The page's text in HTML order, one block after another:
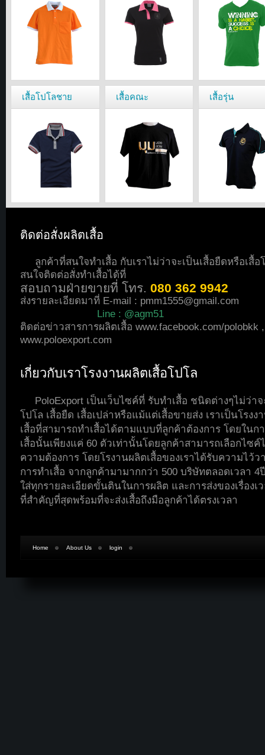
เสื้อโปโลชาย เสื้อคณะ เสื้อรุ่น
ติดต่อสั่งผลิตเสื้อ
ลูกค้าที่สนใจทำเสื้อ กับเราไม่ว่าจะเป็นเสื้อยืดหรือเสื้อ
สนใจติดต่อสั่งทำเสื้อได้ที่
สอบถามฝ่ายขายที่ โทร. 080 362 9942
ส่งรายละเอียดมาที่ E-mail : pmm1555@gmail.com
Line : @agm51
ติดต่อข่าวสารการผลิตเสื้อ www.facebook.com/polobkk ,
www.poloexport.com
เกี่ยวกับเราโรงงานผลิตเสื้อโปโล
PoloExport เป็นเว็บไซค์ที่ รับทำเสื้อ ชนิดต่างๆไม่ว่าจ
โปโล เสื้อยืด เสื้อเปล่าหรือแม้แต่เสื้อขายส่ง เราเป็นโรงง
เสื้อที่สามารถทำเสื้อได้ตามแบบที่ลูกค้าต้องการ โดยในก
เสื้อนั้นเพียงแค่ 60 ตัวเท่านั้นโดยลูกค้าสามารถเลือกไซค์
ความต้องการ โดยโรงานผลิตเสื้อของเราได้รับความไว้ว
การทำเสื้อ จากลูกค้ามามากกว่า 500 บริษัทตลอดเวลา
ใส่ทุกรายละเอียดขั้นตินในการผลิต และการส่งของเรื่องเ
ที่สำคัญที่สุดพร้อมที่จะส่งเสื้อถึงมือลูกค้าได้ตรงเวลา
Home About Us login